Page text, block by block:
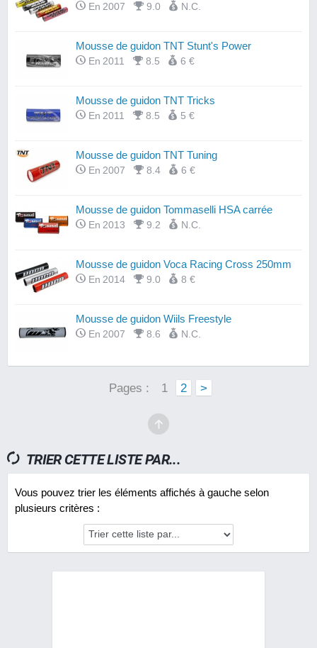
En 2007 9.0 N.C.
Mousse de guidon TNT Stunt's Power
En 2011 8.5 6 €
Mousse de guidon TNT Tricks
En 2011 8.5 5 €
Mousse de guidon TNT Tuning
En 2007 8.4 6 €
Mousse de guidon Tommaselli HSA carrée
En 2013 9.2 N.C.
Mousse de guidon Voca Racing Cross 250mm
En 2014 9.0 8 €
Mousse de guidon Wiils Freestyle
En 2007 8.6 N.C.
Pages : 1 2 >
TRIER CETTE LISTE PAR...
Vous pouvez trier les éléments affichés à gauche selon
plusieurs critères :